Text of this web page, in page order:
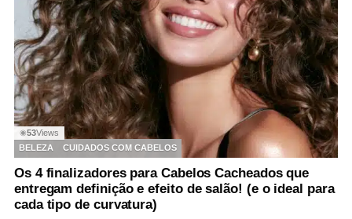
◉53Views
BELEZA
CUIDADOS COM CABELOS
Os 4 finalizadores para Cabelos Cacheados que
entregam definição e efeito de salão! (e o ideal para
cada tipo de curvatura)